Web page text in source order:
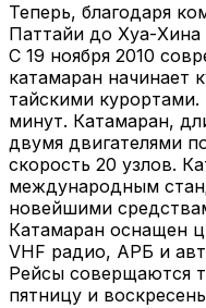
Теперь, благодаря
Паттайи до Хуа-
С 19 ноября 2010
катамаран начинает
тайскими курортами.
минут. Катамаран,
двумя двигателями
скорость 20 узлов.
международным
новейшими
Катамаран оснащен
VHF радио, АРБ и
Рейсы соверщаются
пятницу и